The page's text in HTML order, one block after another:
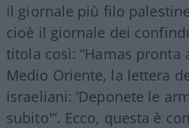
il giornale più filo
cioè il giornale dei
titola così: “Hamas pronta
Medio Oriente, la lettera
israeliani: ‘Deponete le
subito'”. Ecco, questa è